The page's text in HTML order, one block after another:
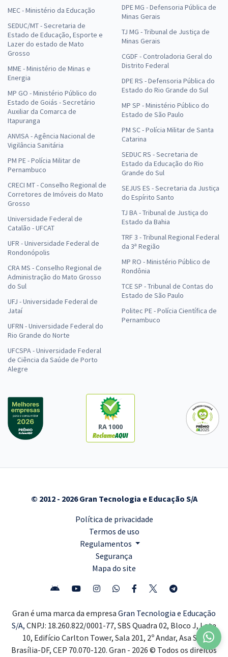
MEC - Ministério da Educação
SEDUC/MT - Secretaria de
Estado de Educação, Esporte e
Lazer do estado de Mato
Grosso
MME - Ministério de Minas e
Energia
MP GO - Ministério Público do
Estado de Goiás - Secretário
Auxiliar da Comarca de
Itapuranga
ANVISA - Agência Nacional de
Vigilância Sanitária
PM PE - Polícia Militar de
Pernambuco
CRECI MT - Conselho Regional de
Corretores de Imóveis do Mato
Grosso
Universidade Federal de
Catalão - UFCAT
UFR - Universidade Federal de
Rondonópolis
CRA MS - Conselho Regional de
Administração do Mato Grosso
do Sul
UFJ - Universidade Federal de
Jataí
UFRN - Universidade Federal do
Rio Grande do Norte
UFCSPA - Universidade Federal
de Ciência da Saúde de Porto
Alegre
DPE MG - Defensoria Pública de
Minas Gerais
TJ MG - Tribunal de Justiça de
Minas Gerais
CGDF - Controladoria Geral do
Distrito Federal
DPE RS - Defensoria Pública do
Estado do Rio Grande do Sul
MP SP - Ministério Público do
Estado de São Paulo
PM SC - Polícia Militar de Santa
Catarina
SEDUC RS - Secretaria de
Estado da Educação do Rio
Grande do Sul
SEJUS ES - Secretaria da Justiça
do Espírito Santo
TJ BA - Tribunal de Justiça do
Estado da Bahia
TRF 3 - Tribunal Regional Federal
da 3ª Região
MP RO - Ministério Público de
Rondônia
TCE SP - Tribunal de Contas do
Estado de São Paulo
Politec PE - Polícia Científica de
Pernambuco
RA 1000
© 2012 - 2026 Gran Tecnologia e Educação S/A
Política de privacidade
Termos de uso
Regulamentos
Segurança
Mapa do site
Gran é uma marca da empresa Gran Tecnologia e Educação
S/A, CNPJ: 18.260.822/0001-77, SBS Quadra 02, Bloco J, Lote
10, Edifício Carlton Tower, Sala 201, 2º Andar, Asa Sul,
Brasília-DF, CEP 70.070-120. Gran - 2026 © Todos os direitos